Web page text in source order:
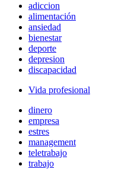
adiccion
alimentación
ansiedad
bienestar
deporte
depresion
discapacidad
Vida profesional
dinero
empresa
estres
management
teletrabajo
trabajo